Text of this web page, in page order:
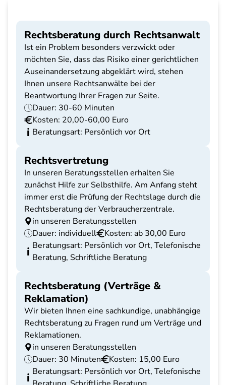
Rechtsberatung durch Rechtsanwalt
Ist ein Problem besonders verzwickt oder
möchten Sie, dass das Risiko einer gerichtlichen
Auseinandersetzung abgeklärt wird, stehen
Ihnen unsere Rechtsanwälte bei der
Beantwortung Ihrer Fragen zur Seite.
Dauer: 30-60 Minuten
Kosten: 20,00-60,00 Euro
Beratungsart: Persönlich vor Ort
Rechtsvertretung
In unseren Beratungsstellen erhalten Sie
zunächst Hilfe zur Selbsthilfe. Am Anfang steht
immer erst die Prüfung der Rechtslage durch die
Rechtsberatung der Verbraucherzentrale.
in unseren Beratungsstellen
Dauer: individuell
Kosten: ab 30,00 Euro
Beratungsart: Persönlich vor Ort, Telefonische
Beratung, Schriftliche Beratung
Rechtsberatung (Verträge &
Reklamation)
Wir bieten Ihnen eine sachkundige, unabhängige
Rechtsberatung zu Fragen rund um Verträge und
Reklamationen.
in unseren Beratungsstellen
Dauer: 30 Minuten
Kosten: 15,00 Euro
Beratungsart: Persönlich vor Ort, Telefonische